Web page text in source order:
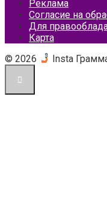
Реклама
Согласие на
Для
Карта
© 2026
Insta